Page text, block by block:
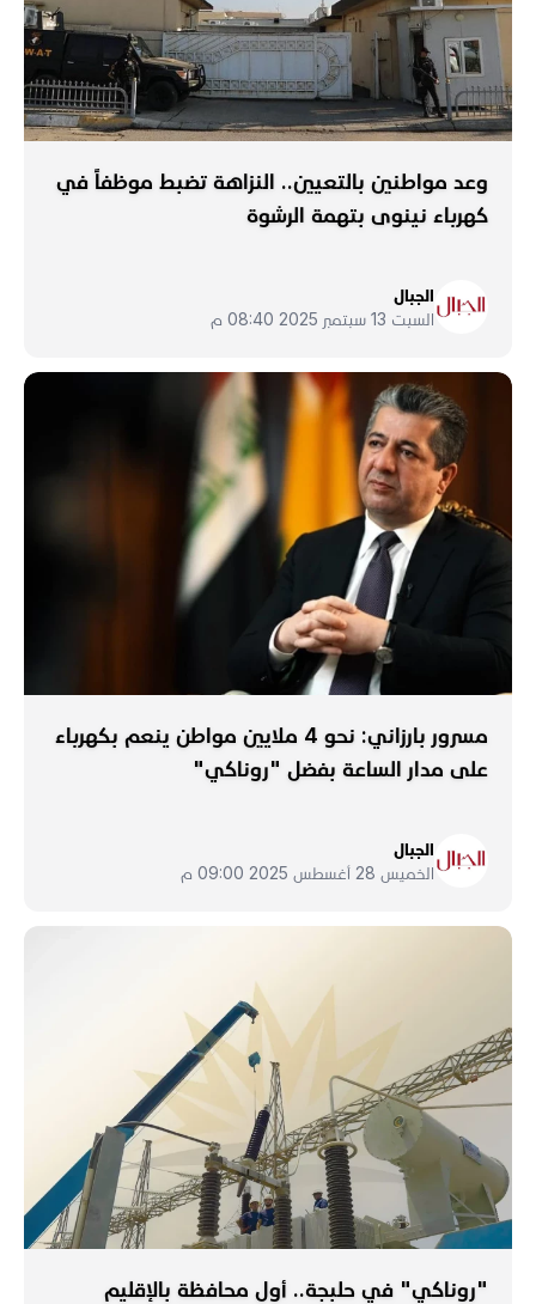
وعد مواطنين بالتعيين.. النزاهة تضبط موظفاً في
كهرباء نينوى بتهمة الرشوة
الجبال
السبت 13 سبتمبر 2025 08:40 م
مسرور بارزاني: نحو 4 ملايين مواطن ينعم بكهرباء
على مدار الساعة بفضل "روناكي"
الجبال
الخميس 28 أغسطس 2025 09:00 م
"روناكي" في حلبجة.. أول محافظة بالإقليم